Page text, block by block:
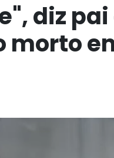
diz pai
morto